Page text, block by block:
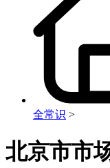
全常识 >
北京市市